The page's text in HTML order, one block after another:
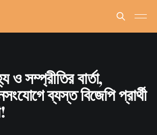
ও সম্প্রীতির বার্তা,
ব্যস্ত বিজেপি প্রার্থী